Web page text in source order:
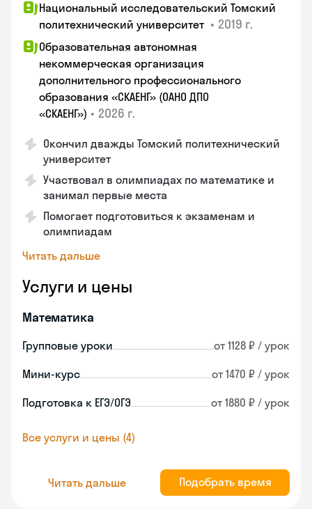
Национальный исследовательский Томский
политехнический университет • 2019 г.
Образовательная автономная
некоммерческая организация
дополнительного профессионального
образования «СКАЕНГ» (ОАНО ДПО
«СКАЕНГ») • 2026 г.
Окончил дважды Томский политехнический
университет
Участвовал в олимпиадах по математике и
занимал первые места
Помогает подготовиться к экзаменам и
олимпиадам
Читать дальше
Услуги и цены
Математика
Групповые уроки от 1128 ₽ / урок
Мини-курс от 1470 ₽ / урок
Подготовка к ЕГЭ/ОГЭ от 1880 ₽ / урок
Все услуги и цены (4)
Читать дальше Подобрать время